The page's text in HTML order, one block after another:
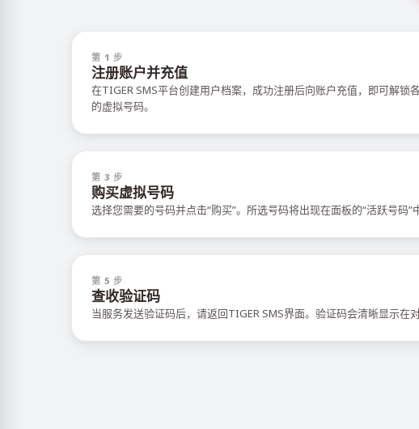
第 1 步
注册账户并充值
在TIGER SMS平台创建用户档案，成功注册后向账户充值，即可解锁
的虚拟号码。
第 3 步
购买虚拟号码
选择您需要的号码并点击“购买”。所选号码将出现在面板的“活跃号码”
第 5 步
查收验证码
当服务发送验证码后，请返回TIGER SMS界面。验证码会清晰显示在